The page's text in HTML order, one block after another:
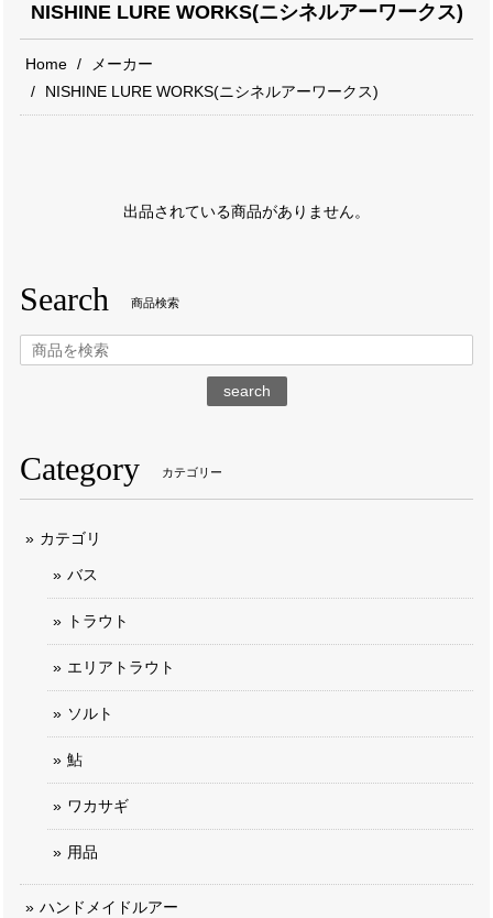
NISHINE LURE WORKS(ニシネルアーワークス)
Home
メーカー
NISHINE LURE WORKS(ニシネルアーワークス)
出品されている商品がありません。
Search 商品検索
search
Category カテゴリー
カテゴリ
バス
トラウト
エリアトラウト
ソルト
鮎
ワカサギ
用品
ハンドメイドルアー